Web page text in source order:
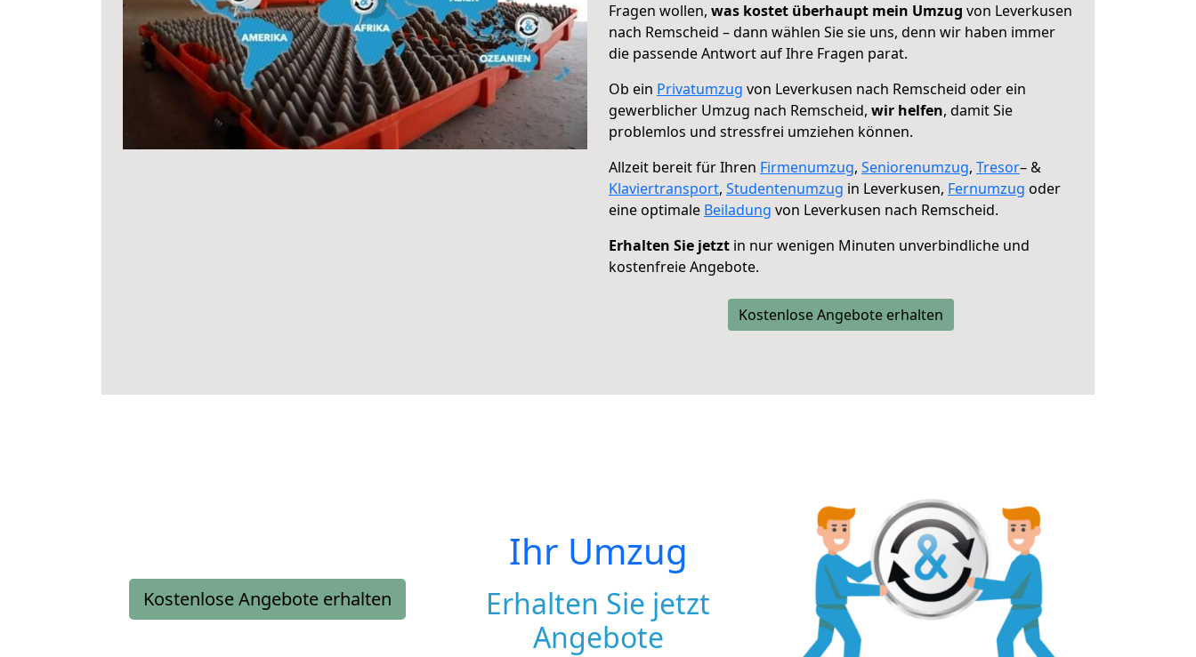
Fragen wollen, was kostet überhaupt mein Umzug von Leverkusen
nach Remscheid – dann wählen Sie sie uns, denn wir haben immer
die passende Antwort auf Ihre Fragen parat.
Ob ein Privatumzug von Leverkusen nach Remscheid oder ein
gewerblicher Umzug nach Remscheid, wir helfen, damit Sie
problemlos und stressfrei umziehen können.
Allzeit bereit für Ihren Firmenumzug, Seniorenumzug, Tresor– &
Klaviertransport, Studentenumzug in Leverkusen, Fernumzug oder
eine optimale Beiladung von Leverkusen nach Remscheid.
Erhalten Sie jetzt in nur wenigen Minuten unverbindliche und
kostenfreie Angebote.
Kostenlose Angebote erhalten
Kostenlose Angebote erhalten
Ihr Umzug
Erhalten Sie jetzt
Angebote